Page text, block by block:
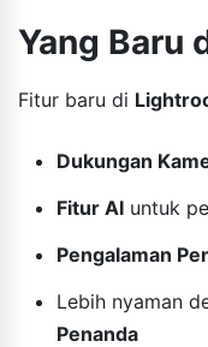
Yang Baru
Fitur baru di
Dukungan
Fitur AI untuk
Pengalaman
Lebih nyaman
Penanda